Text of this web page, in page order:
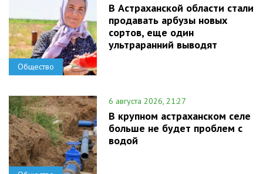
Общество
В Астраханской области стали
продавать арбузы новых
сортов, еще один
ультраранний выводят
6 августа 2026, 21:27
В крупном астраханском селе
больше не будет проблем с
водой